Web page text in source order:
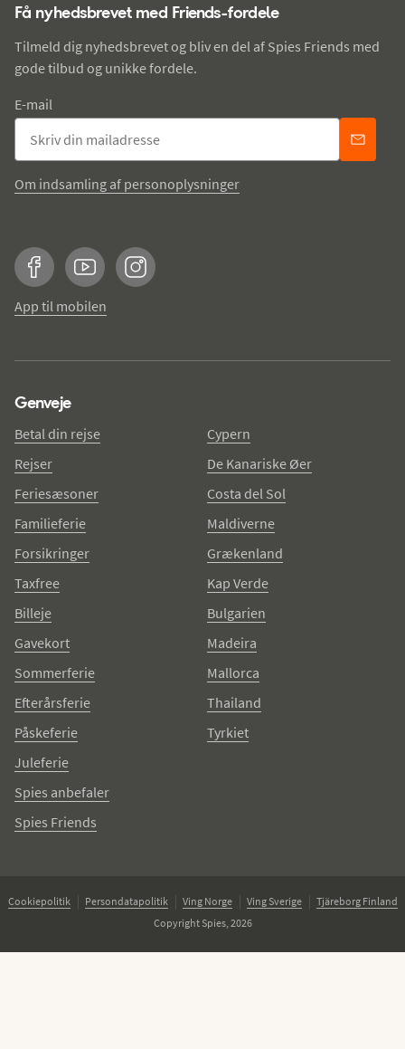
Få nyhedsbrevet med Friends-fordele
Tilmeld dig nyhedsbrevet og bliv en del af Spies Friends med
gode tilbud og unikke fordele.
E-mail
Om indsamling af personoplysninger
FacebookYouTubeInstagram
App til mobilen
Genveje
Betal din rejse
Rejser
Feriesæsoner
Familieferie
Forsikringer
Taxfree
Billeje
Gavekort
Sommerferie
Efterårsferie
Påskeferie
Juleferie
Spies anbefaler
Spies Friends
Cypern
De Kanariske Øer
Costa del Sol
Maldiverne
Grækenland
Kap Verde
Bulgarien
Madeira
Mallorca
Thailand
Tyrkiet
Cookiepolitik Persondatapolitik Ving Norge Ving Sverige
Tjäreborg Finland
Copyright Spies, 2026